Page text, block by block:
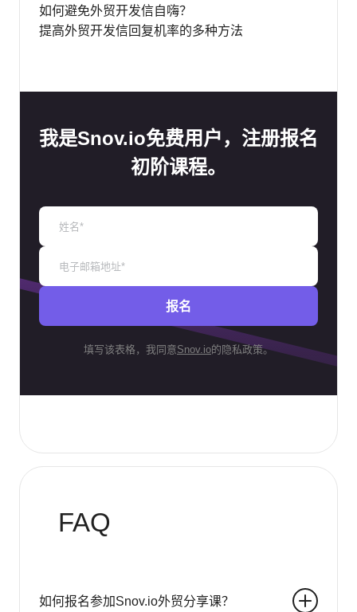
如何避免外贸开发信自嗨？
提高外贸开发信回复机率的多种方法
我是Snov.io免费用户，注册报名
初阶课程。
报名
填写该表格，我同意Snov.io的隐私政策。
FAQ
如何报名参加Snov.io外贸分享课？